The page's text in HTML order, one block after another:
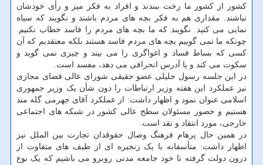
کشور از کشور ما رخت ببندند و افراد به فکر میز و رأی خودشان
نباشند. مقداری هم به فکر بچه های مردم باشند و نگویند که سیاه
نمایی می کنید. نگویند که ما بچه های مردم را فاسد خطاب نکنیم.
چونکه ما نمی گوییم بچه های مردم فاسد هستند بلکه معتقدیم که آن
کسی که بساط فساد و اغواگری را می بیند و چیزی نمی گوید و
سکوت می کند و یا آدرس انحرافی می دهد، مفسد است.
در این جلسه رسول جلیلی عضو حقیقی شورای عالی فضای مجازی
نیز عملکرد این هفته وزیر ارتباطات را دون شأن یک وزیر جمهوری
اسلامی عنوان نمود و اظهار داشت: از عملکرد آقای جهرمی گله مند
هستیم و حضور مسئولان سطح عالی کشور در شبکه های اجتماعی
خارجی، مورد انتقاد و نقد است.
در همین حال پرهام فرهنگ وصال حقوقدان تجارت بین الملل نیز
اظهار داشت: متأسفانه با یک زنجیره ای از طیف های متفاوت از
درون دولت گرفته تا خود جامعه مدنی روبرو می باشیم که یک نوع